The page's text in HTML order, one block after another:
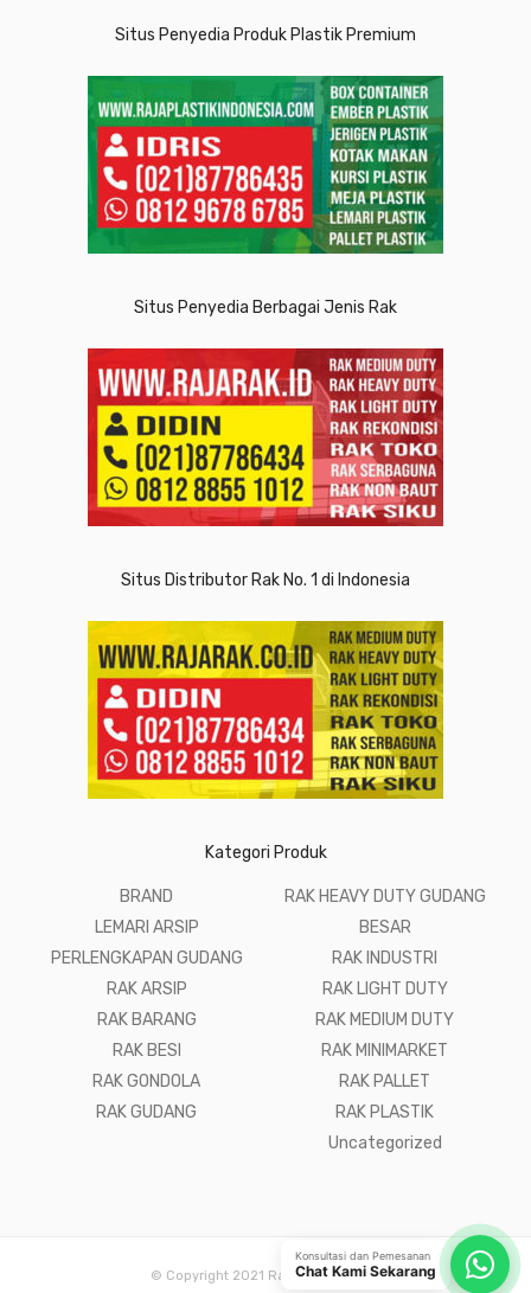
Situs Penyedia Produk Plastik Premium
Situs Penyedia Berbagai Jenis Rak
Situs Distributor Rak No. 1 di Indonesia
Kategori Produk
BRAND
LEMARI ARSIP
PERLENGKAPAN GUDANG
RAK ARSIP
RAK BARANG
RAK BESI
RAK GONDOLA
RAK GUDANG
RAK HEAVY DUTY GUDANG
BESAR
RAK INDUSTRI
RAK LIGHT DUTY
RAK MEDIUM DUTY
RAK MINIMARKET
RAK PALLET
RAK PLASTIK
Uncategorized
© Copyright 2021 Raja Rak Gudang
Konsultasi dan Pemesanan
Chat Kami Sekarang